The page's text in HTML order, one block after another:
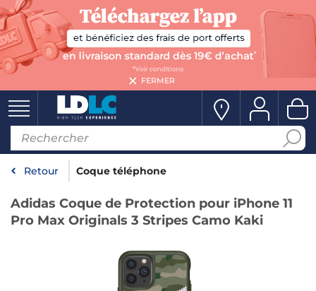
FERMER
Retour Coque téléphone
Adidas Coque de Protection pour iPhone 11
Pro Max Originals 3 Stripes Camo Kaki